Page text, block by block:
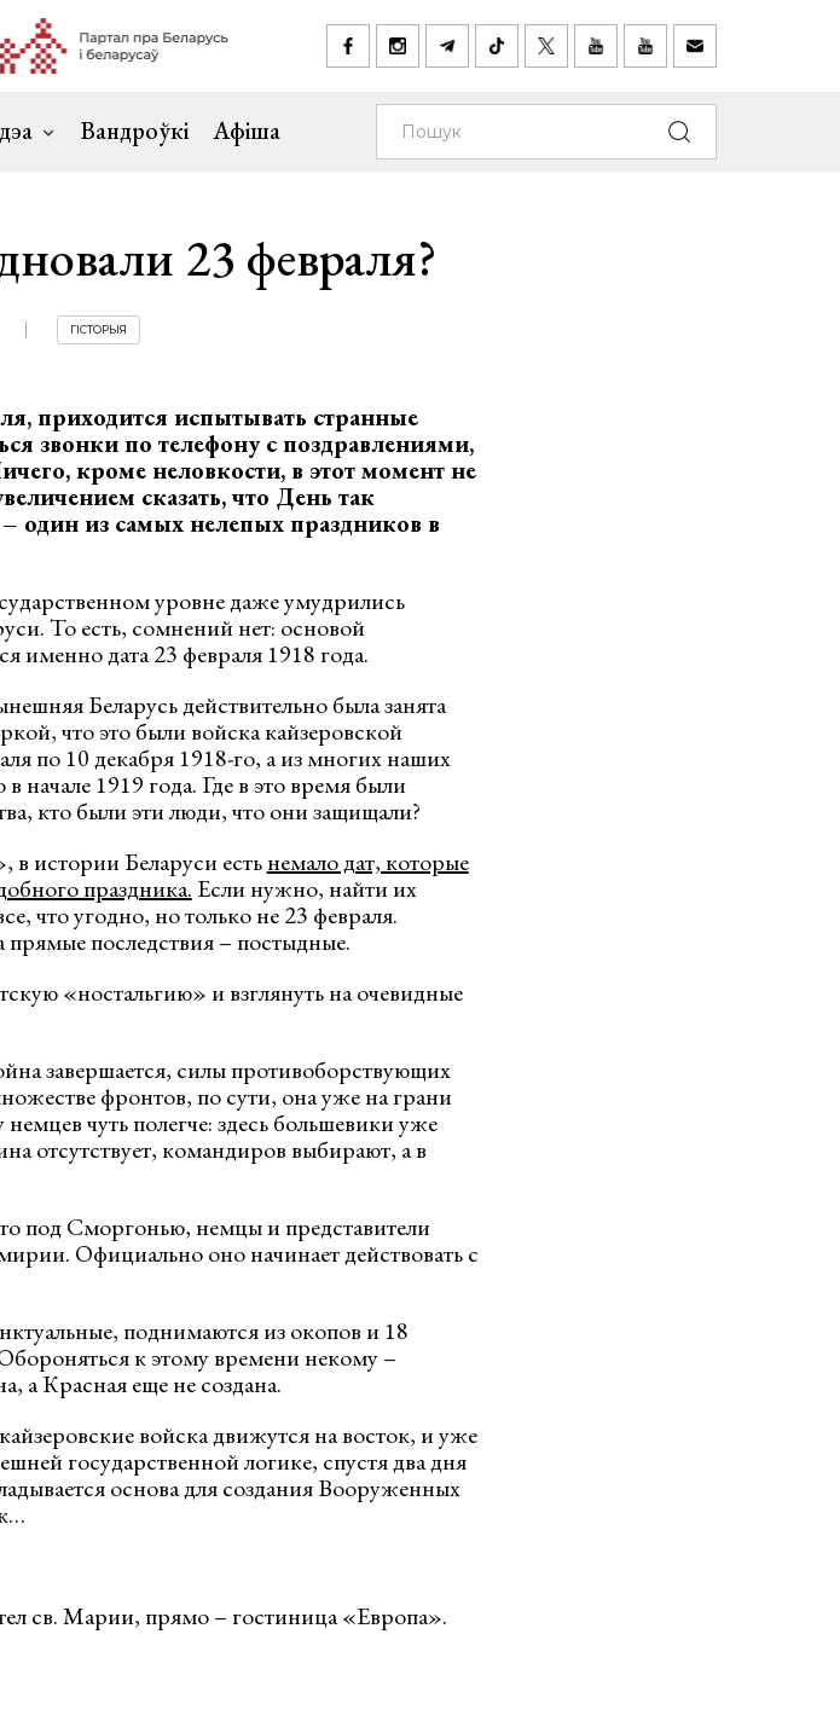
Вандроўкі Афіша
23 февраля?
ГІСТОРЫЯ
приходится испытывать странные
звонки по телефону с поздравлениями,
кроме неловкости, в этот момент не
сказать, что День так
один из самых нелепых праздников в
уровне даже умудрились
То есть, сомнений нет: основой
именно дата 23 февраля 1918 года.
Беларусь действительно была занята
что это были войска кайзеровской
по 10 декабря 1918-го, а из многих наших
начале 1919 года. Где в это время были
кто были эти люди, что они защищали?
в истории Беларуси естьнемало дат, которые
праздника. Если нужно, найти их
что угодно, но только не 23 февраля.
прямые последствия – постыдные.
«ностальгию» и взглянуть на очевидные
завершается, силы противоборствующих
фронтов, по сути, она уже на грани
чуть полегче: здесь большевики уже
отсутствует, командиров выбирают, а в
под Сморгонью, немцы и представители
Официально оно начинает действовать с
поднимаются из окопов и 18
к этому времени некому –
а Красная еще не создана.
войска движутся на восток, и уже
государственной логике, спустя два дня
основа для создания Вооруженных
св. Марии, прямо – гостиница «Европа».